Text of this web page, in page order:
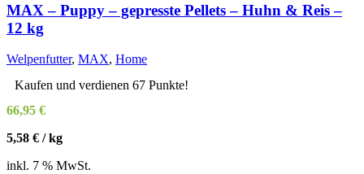
MAX – Puppy – gepresste Pellets – Huhn & Reis –
12 kg
Welpenfutter, MAX, Home
Kaufen und verdienen 67 Punkte!
66,95 €
5,58 € /kg
inkl. 7 % MwSt.